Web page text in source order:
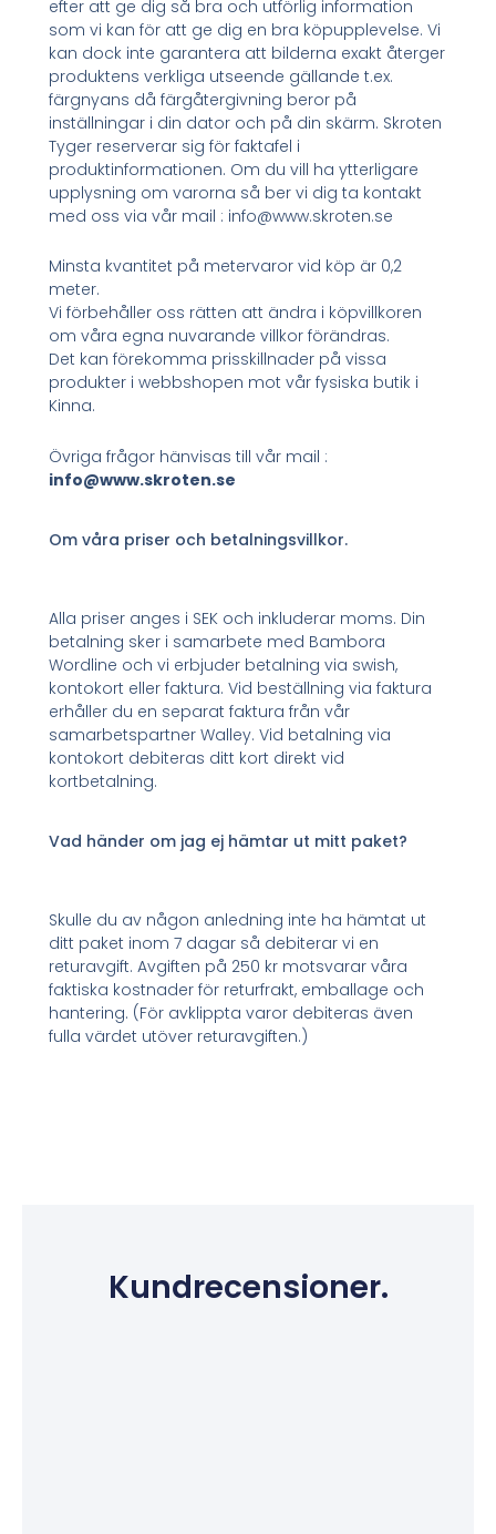
efter att ge dig så bra och utförlig information
som vi kan för att ge dig en bra köpupplevelse. Vi
kan dock inte garantera att bilderna exakt återger
produktens verkliga utseende gällande t.ex.
färgnyans då färgåtergivning beror på
inställningar i din dator och på din skärm. Skroten
Tyger reserverar sig för faktafel i
produktinformationen. Om du vill ha ytterligare
upplysning om varorna så ber vi dig ta kontakt
med oss via vår mail : info@www.skroten.se
Minsta kvantitet på metervaror vid köp är 0,2
meter.
Vi förbehåller oss rätten att ändra i köpvillkoren
om våra egna nuvarande villkor förändras.
Det kan förekomma prisskillnader på vissa
produkter i webbshopen mot vår fysiska butik i
Kinna.
Övriga frågor hänvisas till vår mail :
info@www.skroten.se
Om våra priser och betalningsvillkor.
Alla priser anges i SEK och inkluderar moms. Din
betalning sker i samarbete med Bambora
Wordline och vi erbjuder betalning via swish,
kontokort eller faktura. Vid beställning via faktura
erhåller du en separat faktura från vår
samarbetspartner Walley. Vid betalning via
kontokort debiteras ditt kort direkt vid
kortbetalning.
Vad händer om jag ej hämtar ut mitt paket?
Skulle du av någon anledning inte ha hämtat ut
ditt paket inom 7 dagar så debiterar vi en
returavgift. Avgiften på 250 kr motsvarar våra
faktiska kostnader för returfrakt, emballage och
hantering. (För avklippta varor debiteras även
fulla värdet utöver returavgiften.)
Kundrecensioner.